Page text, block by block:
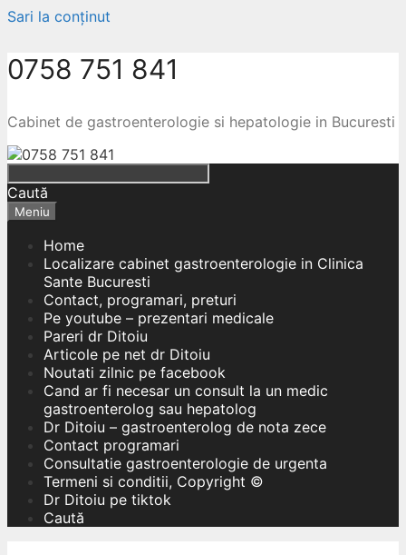
Sari la conținut
0758 751 841
Cabinet de gastroenterologie si hepatologie in Bucuresti
Caută
Meniu
Home
Localizare cabinet gastroenterologie in Clinica
Sante Bucuresti
Contact, programari, preturi
Pe youtube – prezentari medicale
Pareri dr Ditoiu
Articole pe net dr Ditoiu
Noutati zilnic pe facebook
Cand ar fi necesar un consult la un medic
gastroenterolog sau hepatolog
Dr Ditoiu – gastroenterolog de nota zece
Contact programari
Consultatie gastroenterologie de urgenta
Termeni si conditii, Copyright ©
Dr Ditoiu pe tiktok
Caută